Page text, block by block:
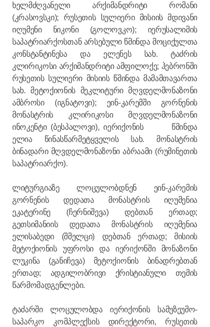
ხელმძღვანელი არქიმანდრიტი რომანი
(კრასოვსკი); რუსეთის სულიერი მისიის მდივანი
იღუმენი ნიკონი (გოლოვკო); იერუსალიმის
საპატრიარქოსთან არსებული წმინდა მოციქულთა
კონსტანტინესა და ელენეს სახ. ტაძრის
კლირიკოსი არქიმანდრიტი ამფილოქე; ჰებრონში
რუსეთის სულიერი მისიის წმინდა მამამთავართა
სახ. მეტოქიონის მეკლიტური მღვდელმონაზონი
ამბროსი (იგნატოვი); ეინ-კარემში გორნენის
მონასტრის კლირიკოსი მღვდელმონაზონი
ინოკენტი (ბესპალოვი), იერიქონის წმინდა
ელია წინასწარმეტყველის სახ. მონასტრის
ბინადარი მღვდელმონაზონი აბრაამი (რუმინეთის
საპატრიარქო).
ლიტურგიაზე ლოცულობდნენ ეინ-კარემის
გორნენის დედათა მონასტრის იღუმენია
ეკატერინე (ჩერნიშევა) დებთან ერთად;
გეთსიმანიის დედათა მონასტრის იღუმენია
ელისაბედი (შმელცი) დებთან ერთად; მისიის
მეტოქიონის უფროსი და იერიქონში მონაზონი
ლუკინა (განიჩევა) მეტოქიონის ბინადრებთან
ერთად; ადგილობრივი ქრისტიანული თემის
წარმომადგენლები.
ტაძარში ლოცულობდა იერიქონის სამუზეუმო-
საპარკო კომპლექსის დირექტორი, რუსეთის